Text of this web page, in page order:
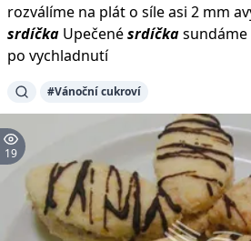
rozválíme na plát o síle asi 2 mm
srdíčka Upečenésrdíčka
po vychladnutí
#Vánoční cukroví
19